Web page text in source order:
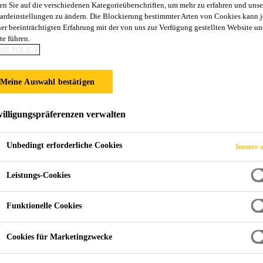
- Anpassung an neue
einige Jahrzehnte alt. Vielfach hat
Belastung der Bauwerke in dieser Zeit
Verstärkung der Tragwerksstruktur.
Sie auf die verschiedenen Kategorieüberschriften, um mehr zu erfahren und
zu ändern. Die Blockierung bestimmter Arten von Cookies kann
beeinträchtigten Erfahrung mit der von uns zur Verfügung gestellten Website
führen.
POLICY
Meine Auswahl bestätigen
verwalten
Unbedingt erforderliche Cookies Immer
Leistungs-Cookies
Funktionelle Cookies
Cookies für Marketingzwecke